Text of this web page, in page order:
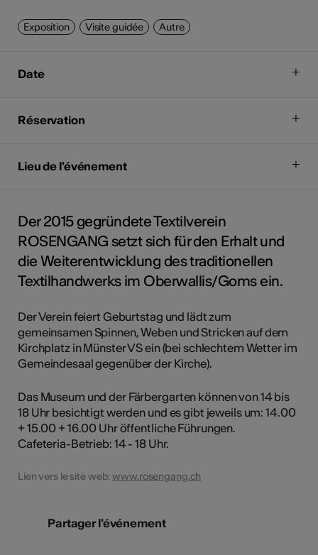
Exposition Visite guidée Autre
Date
Réservation
Lieu de l'événement
Der 2015 gegründete Textilverein
ROSENGANG setzt sich für den Erhalt und
die Weiterentwicklung des traditionellen
Textilhandwerks im Oberwallis/Goms ein.
Der Verein feiert Geburtstag und lädt zum
gemeinsamen Spinnen, Weben und Stricken auf dem
Kirchplatz in Münster VS ein (bei schlechtem Wetter im
Gemeindesaal gegenüber der Kirche).
Das Museum und der Färbergarten können von 14 bis
18 Uhr besichtigt werden und es gibt jeweils um: 14.00
+ 15.00 + 16.00 Uhr öffentliche Führungen.
Cafeteria-Betrieb: 14 - 18 Uhr.
Lien vers le site web:www.rosengang.ch
Partager l'événement